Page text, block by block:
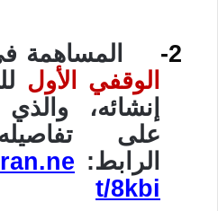
2- المساهمة
الوقفي الأول
إنشائه،
على
الرابط:
t/8kbi